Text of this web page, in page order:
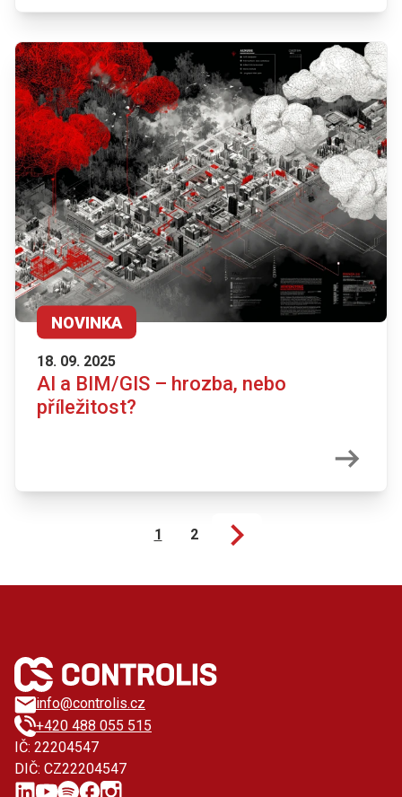
NOVINKA
18. 09. 2025
AI a BIM/GIS – hrozba, nebo
příležitost?
1 2
info@controlis.cz
+420 488 055 515
IČ: 22204547
DIČ: CZ22204547